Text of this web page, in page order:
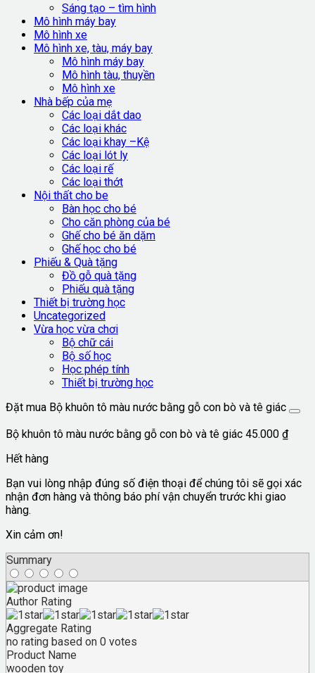
Sáng tạo – tìm hình
Mô hình máy bay
Mô hình xe
Mô hình xe, tàu, máy bay
Mô hình máy bay
Mô hình tàu, thuyền
Mô hình xe
Nhà bếp của mẹ
Các loại dắt dao
Các loại khác
Các loại khay –Kệ
Các loại lót ly
Các loại rế
Các loại thớt
Nội thất cho be
Bàn học cho bé
Cho căn phòng của bé
Ghế cho bé ăn dặm
Ghế học cho bé
Phiếu & Quà tặng
Đồ gỗ quà tặng
Phiếu quà tặng
Thiết bị trường học
Uncategorized
Vừa học vừa chơi
Bộ chữ cái
Bộ số học
Học phép tính
Thiết bị trường học
Đặt mua Bộ khuôn tô màu nước bằng gỗ con bò và tê giác
Bộ khuôn tô màu nước bằng gỗ con bò và tê giác 45.000 ₫
Hết hàng
Bạn vui lòng nhập đúng số điện thoại để chúng tôi sẽ gọi xác
nhận đơn hàng và thông báo phí vận chuyển trước khi giao
hàng.
Xin cảm ơn!
Summary
Author Rating
Aggregate Rating
no rating based on 0 votes
Product Name
wooden toy